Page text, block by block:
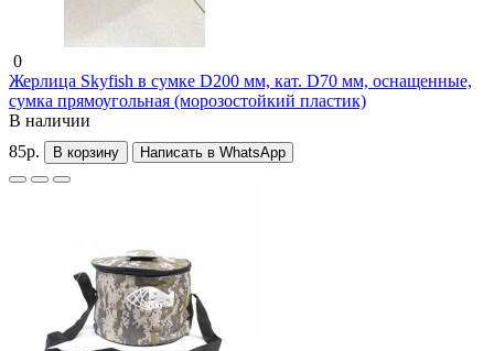
0
Жерлица Skyfish в сумке D200 мм, кат. D70 мм, оснащенные,
сумка прямоугольная (морозостойкий пластик)
В наличии
85р.
В корзину Написать в WhatsApp